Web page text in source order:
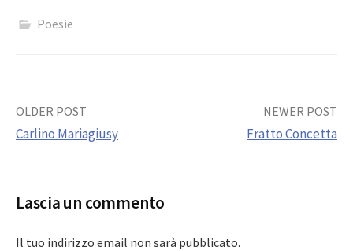
Poesie
Post
OLDER POST
Carlino Mariagiusy
NEWER POST
Fratto Concetta
Lascia un commento
Il tuo indirizzo email non sarà pubblicato.